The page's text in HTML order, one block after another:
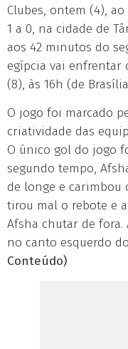
Clubes, ontem (4),
1 a 0, na cidade de
aos 42 minutos do
egípcia vai enfrentar
(8), às 16h (de
O jogo foi marcado
criatividade das
O único gol do jogo
segundo tempo,
de longe e carimbou
tirou mal o rebote e
Afsha chutar de fora.
no canto esquerdo
Conteúdo)